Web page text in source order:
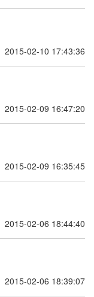
2015-02-10 17:43:36
2015-02-09 16:47:20
2015-02-09 16:35:45
2015-02-06 18:44:40
2015-02-06 18:39:07